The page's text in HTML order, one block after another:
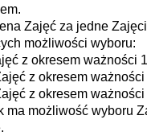
za jedne Zajęcia
możliwości wyboru:
z okresem ważności
z okresem
z okresem ważności
ma możliwość wyboru